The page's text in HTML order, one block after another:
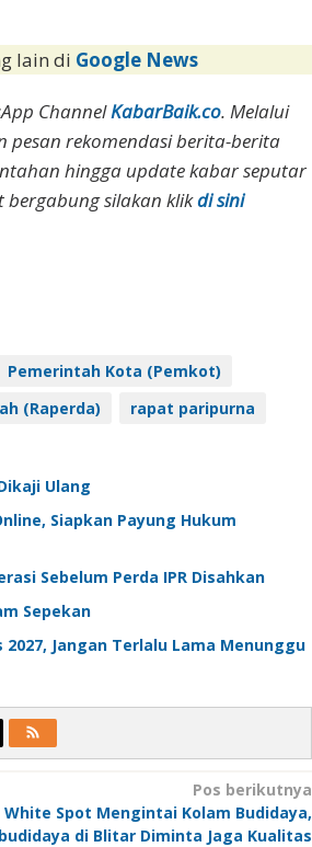
lain di Google News
ChannelKabarBaik.co. Melalui
pesan rekomendasi berita-berita
hingga update kabar seputar
silakan klikdi sini
Pemerintah Kota (Pemkot)
(Raperda) rapat paripurna
Ulang
Siapkan Payung Hukum
Sebelum Perda IPR Disahkan
Sepekan
Jangan Terlalu Lama Menunggu
Pos berikutnya
White Spot Mengintai Kolam Budidaya,
di Blitar Diminta Jaga Kualitas